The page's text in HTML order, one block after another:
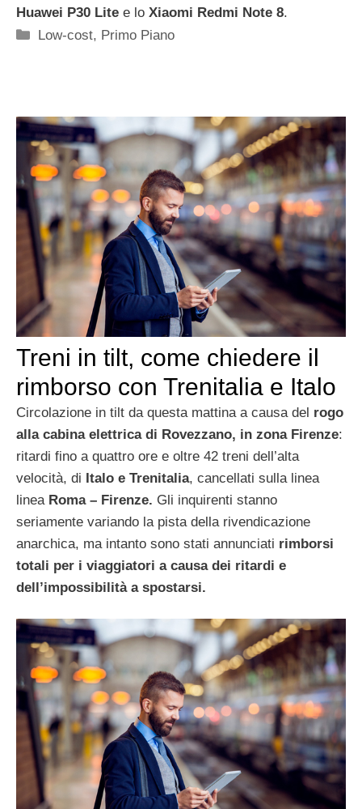
Huawei P30 Lite e lo Xiaomi Redmi Note 8.
Categorie
Low-cost, Primo Piano
Treni in tilt, come chiedere il
rimborso con Trenitalia e Italo
Circolazione in tilt da questa mattina a causa del rogo
alla cabina elettrica di Rovezzano, in zona Firenze:
ritardi fino a quattro ore e oltre 42 treni dell’alta
velocità, di Italo e Trenitalia, cancellati sulla linea
linea Roma – Firenze. Gli inquirenti stanno
seriamente variando la pista della rivendicazione
anarchica, ma intanto sono stati annunciati rimborsi
totali per i viaggiatori a causa dei ritardi e
dell’impossibilità a spostarsi.